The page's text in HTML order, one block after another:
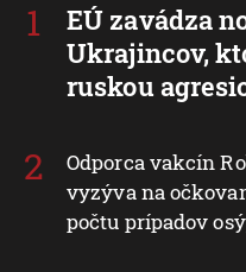
EÚ zavádza
Ukrajincov,
ruskou
Odporca vakcín
vyzýva na
počtu prípadov